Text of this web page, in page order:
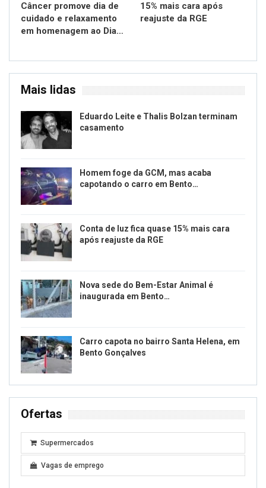
Câncer promove dia de
cuidado e relaxamento
em homenagem ao Dia…
15% mais cara após
reajuste da RGE
Mais lidas
Eduardo Leite e Thalis Bolzan terminam
casamento
Homem foge da GCM, mas acaba
capotando o carro em Bento…
Conta de luz fica quase 15% mais cara
após reajuste da RGE
Nova sede do Bem-Estar Animal é
inaugurada em Bento…
Carro capota no bairro Santa Helena, em
Bento Gonçalves
Ofertas
Supermercados
Vagas de emprego